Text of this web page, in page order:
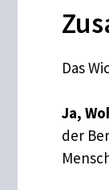
Das
Ja,
der